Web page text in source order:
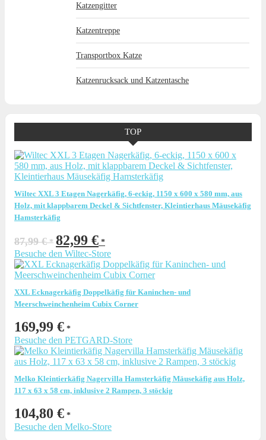
Katzengitter
Katzentreppe
Transportbox Katze
Katzenrucksack und Katzentasche
TOP
Wiltec XXL 3 Etagen Nagerkäfig, 6-eckig, 1150 x 600 x 580 mm, aus
Holz, mit klappbarem Deckel & Sichtfenster, Kleintierhaus Mäusekäfig
Hamsterkäfig
87,99€
Ursprünglicher
Preis
war:
87,99 €
82,99 € Preis
ist:
82,99 €.
Besuche den Wiltec-Store
XXL Ecknagerkäfig Doppelkäfig für Kaninchen- und
Meerschweinchenheim Cubix Corner
169,99 €
Besuche den PETGARD-Store
Melko Kleintierkäfig Nagervilla Hamsterkäfig Mäusekäfig aus Holz,
117 x 63 x 58 cm, inklusive 2 Rampen, 3 stöckig
104,80 €
Besuche den Melko-Store